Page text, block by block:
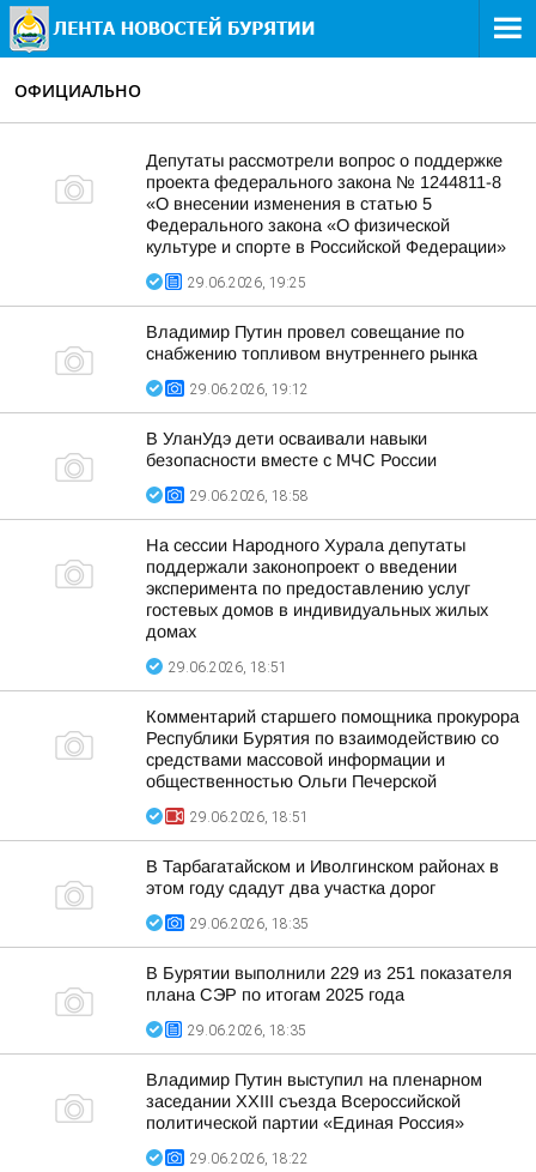
ОФИЦИАЛЬНО
Депутаты рассмотрели вопрос о поддержке
проекта федерального закона № 1244811-8
«О внесении изменения в статью 5
Федерального закона «О физической
культуре и спорте в Российской Федерации»
29.06.2026, 19:25
Владимир Путин провел совещание по
снабжению топливом внутреннего рынка
29.06.2026, 19:12
В УланУдэ дети осваивали навыки
безопасности вместе с МЧС России
29.06.2026, 18:58
На сессии Народного Хурала депутаты
поддержали законопроект о введении
эксперимента по предоставлению услуг
гостевых домов в индивидуальных жилых
домах
29.06.2026, 18:51
Комментарий старшего помощника прокурора
Республики Бурятия по взаимодействию со
средствами массовой информации и
общественностью Ольги Печерской
29.06.2026, 18:51
В Тарбагатайском и Иволгинском районах в
этом году сдадут два участка дорог
29.06.2026, 18:35
В Бурятии выполнили 229 из 251 показателя
плана СЭР по итогам 2025 года
29.06.2026, 18:35
Владимир Путин выступил на пленарном
заседании XXIII съезда Всероссийской
политической партии «Единая Россия»
29.06.2026, 18:22